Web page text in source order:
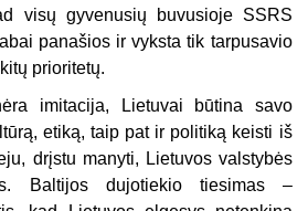
visų gyvenusių buvusioje SSRS
panašios ir vyksta tik tarpusavio
prioritetų.
imitacija, Lietuvai būtina savo
etiką, taip pat ir politiką keisti iš
drįstu manyti, Lietuvos valstybės
Baltijos dujotiekio tiesimas –